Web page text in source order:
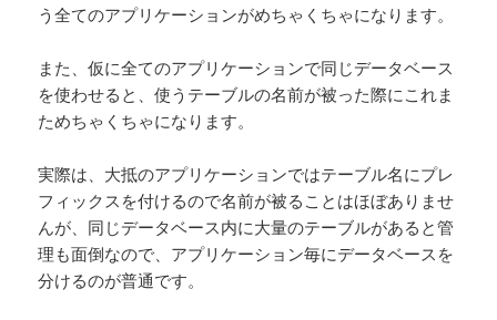
う全てのアプリケーションがめちゃくちゃになります。
また、仮に全てのアプリケーションで同じデータベース
を使わせると、使うテーブルの名前が被った際にこれま
ためちゃくちゃになります。
実際は、大抵のアプリケーションではテーブル名にプレ
フィックスを付けるので名前が被ることはほぼありませ
んが、同じデータベース内に大量のテーブルがあると管
理も面倒なので、アプリケーション毎にデータベースを
分けるのが普通です。